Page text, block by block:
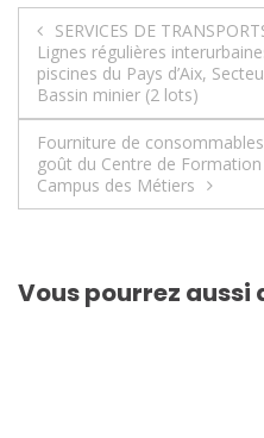
Navigation
de
l’article
SERVICES DE
Lignes régulières
piscines du Pays d’Aix,
Bassin minier (2 lots)
Fourniture de
goût du Centre de
Campus des Métiers
Vous pourrez aussi